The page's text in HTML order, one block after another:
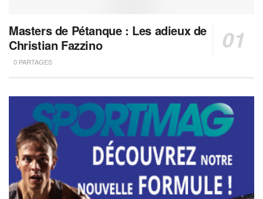
Masters de Pétanque : Les adieux de
Christian Fazzino
0 PARTAGES